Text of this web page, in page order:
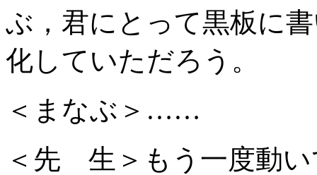
ぶ，君にとって黒板に
化していただろう。
＜まなぶ＞……
＜先 生＞もう一度動